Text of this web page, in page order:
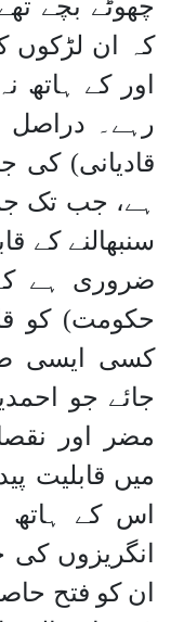
چھوٹے بچے
کہ ان لڑکوں
اور کے ہاتھ
رہے۔ دراصل
قادیانی) کی
ہے، جب تک
سنبھالنے کے
ضروری ہے
حکومت) کو
کسی ایسی
جائے جو
مضر اور
میں قابلیت
اس کے ہاتھ
انگریزوں کی
ان کو فتح